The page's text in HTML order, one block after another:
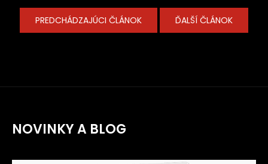
PREDCHÁDZAJÚCI ČLÁNOK ĎALŠÍ ČLÁNOK
NOVINKY A BLOG